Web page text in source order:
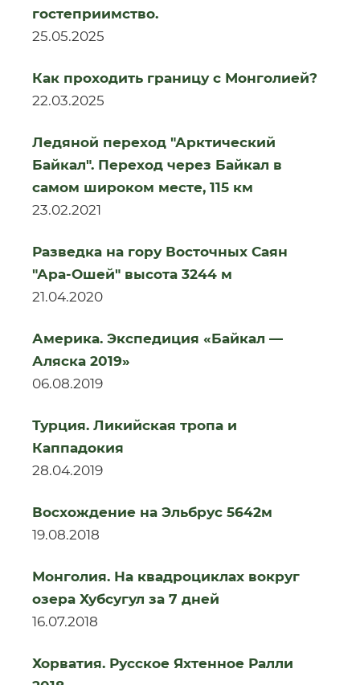
25.05.2025
гостеприимство.
22.03.2025
Как проходить границу с Монголией?
23.02.2021
Ледяной переход "Арктический
Байкал". Переход через Байкал в
самом широком месте, 115 км
21.04.2020
Разведка на гору Восточных Саян
"Ара-Ошей" высота 3244 м
06.08.2019
Америка. Экспедиция «Байкал —
Аляска 2019»
28.04.2019
Турция. Ликийская тропа и
Каппадокия
19.08.2018
Восхождение на Эльбрус 5642м
16.07.2018
Монголия. На квадроциклах вокруг
озера Хубсугул за 7 дней
Хорватия. Русское Яхтенное Ралли